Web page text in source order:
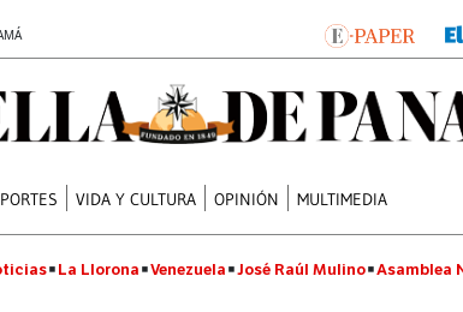
VIDA Y CULTURA OPINIÓN MULTIMEDIA
La Llorona Venezuela José Raúl Mulino Asamblea